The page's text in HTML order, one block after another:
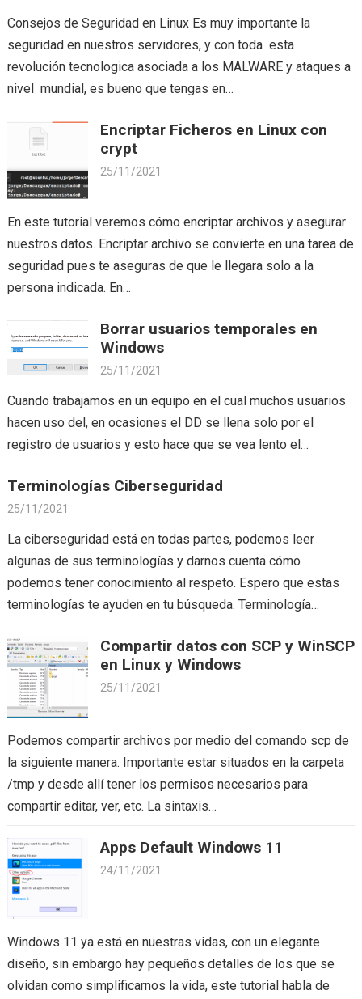
Consejos de Seguridad en Linux Es muy importante la
seguridad en nuestros servidores, y con toda esta
revolución tecnologica asociada a los MALWARE y ataques a
nivel mundial, es bueno que tengas en…
Encriptar Ficheros en Linux con
crypt
25/11/2021
En este tutorial veremos cómo encriptar archivos y asegurar
nuestros datos. Encriptar archivo se convierte en una tarea de
seguridad pues te aseguras de que le llegara solo a la
persona indicada. En…
Borrar usuarios temporales en
Windows
25/11/2021
Cuando trabajamos en un equipo en el cual muchos usuarios
hacen uso del, en ocasiones el DD se llena solo por el
registro de usuarios y esto hace que se vea lento el…
Terminologías Ciberseguridad
25/11/2021
La ciberseguridad está en todas partes, podemos leer
algunas de sus terminologías y darnos cuenta cómo
podemos tener conocimiento al respeto. Espero que estas
terminologías te ayuden en tu búsqueda. Terminología
Compartir datos con SCP y WinSCP
en Linux y Windows
25/11/2021
Podemos compartir archivos por medio del comando scp de
la siguiente manera. Importante estar situados en la carpeta
/tmp y desde allí tener los permisos necesarios para
compartir editar, ver, etc. La sintaxis…
Apps Default Windows 11
24/11/2021
Windows 11 ya está en nuestras vidas, con un elegante
diseño, sin embargo hay pequeños detalles de los que se
olvidan como simplificarnos la vida, este tutorial habla de